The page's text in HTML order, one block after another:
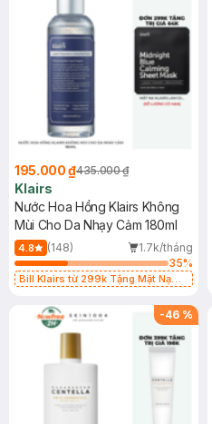
195.000 ₫435.000 ₫
Klairs
Nước Hoa Hồng Klairs Không
Mùi Cho Da Nhạy Cảm 180ml
4.8 (148)
1.7k/tháng
35%
Bill Klairs từ 299k Tặng Mặt Nạ
25ml (SL Có Hạn)
-46 %